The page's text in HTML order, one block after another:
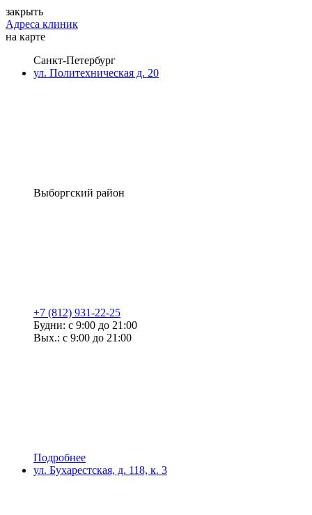
закрыть
Адреса клиник
на карте
Санкт-Петербург
ул. Политехническая д. 20
Выборгский район
+7 (812) 931-22-25
Будни: с 9:00 до 21:00
Вых.: с 9:00 до 21:00
Подробнее
ул. Бухарестская, д. 118, к. 3